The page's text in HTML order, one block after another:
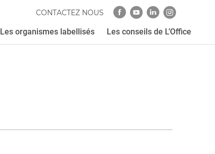
CONTACTEZ NOUS
Les organismes labellisés Les conseils de L’Office